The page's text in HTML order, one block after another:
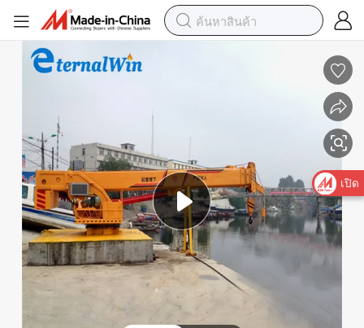
น่ายสำหรับขายราคา
เครนเรือแบบเสาโทรทรรศน์ เครนเรือ เครนบนดาดฟ้า 25 ตัน 40 ตัน ผู้จัด
เปิด